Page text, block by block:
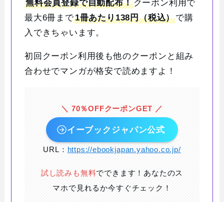
無料会員登録で自動配布！クーポン利用で
最大6冊まで1冊あたり138円（税込）で購
入できちゃいます。
初回クーポン利用後も他のクーポンと組み
合わせでマンガが格安で読めますよ！
＼ 70％OFFクーポンGET ／
イーブックジャパン公式
URL： https://ebookjapan.yahoo.co.jp/
試し読みも無料でできます！あなたのス
マホで見れるか今すぐチェック！